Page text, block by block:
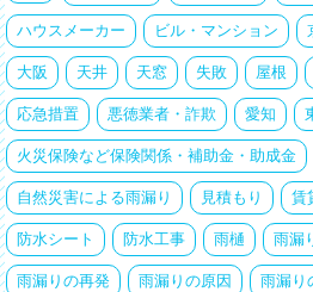
ハウスメーカー ビル・マンション
大阪 天井 天窓 失敗 屋根
応急措置 悪徳業者・詐欺 愛知
火災保険など保険関係・補助金・助成金
自然災害による雨漏り 見積もり 賃
防水シート 防水工事 雨樋 雨漏
雨漏りの再発 雨漏りの原因 雨漏り